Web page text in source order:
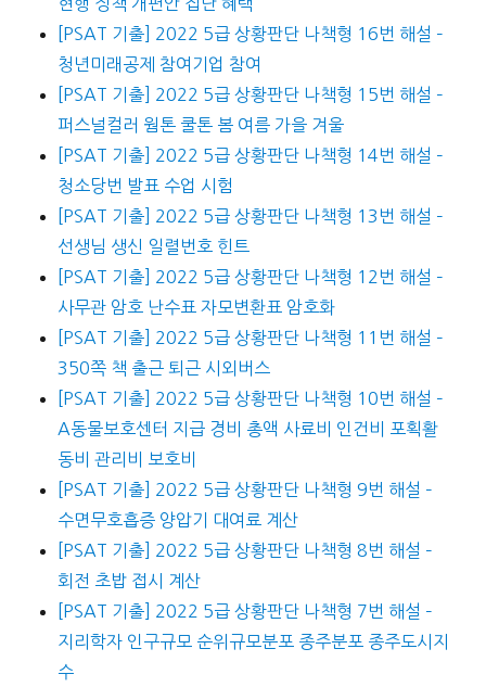
[PSAT 기출] 2022 5급 상황판단 나책형 16번 해설 –
청년미래공제 참여기업 참여
[PSAT 기출] 2022 5급 상황판단 나책형 15번 해설 –
퍼스널컬러 웜톤 쿨톤 봄 여름 가을 겨울
[PSAT 기출] 2022 5급 상황판단 나책형 14번 해설 –
청소당번 발표 수업 시험
[PSAT 기출] 2022 5급 상황판단 나책형 13번 해설 –
선생님 생신 일렬번호 힌트
[PSAT 기출] 2022 5급 상황판단 나책형 12번 해설 –
사무관 암호 난수표 자모변환표 암호화
[PSAT 기출] 2022 5급 상황판단 나책형 11번 해설 –
350쪽 책 출근 퇴근 시외버스
[PSAT 기출] 2022 5급 상황판단 나책형 10번 해설 –
A동물보호센터 지급 경비 총액 사료비 인건비 포획활
동비 관리비 보호비
[PSAT 기출] 2022 5급 상황판단 나책형 9번 해설 –
수면무호흡증 양압기 대여료 계산
[PSAT 기출] 2022 5급 상황판단 나책형 8번 해설 –
회전 초밥 접시 계산
[PSAT 기출] 2022 5급 상황판단 나책형 7번 해설 –
지리학자 인구규모 순위규모분포 종주분포 종주도시지
수